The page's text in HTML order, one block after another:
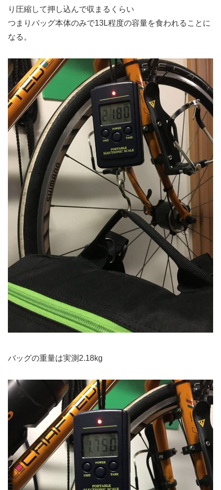
り圧縮して押し込んで収まるくらい
つまりバッグ本体のみで13L程度の容量を食われることに
なる。
バッグの重量は実測2.18kg